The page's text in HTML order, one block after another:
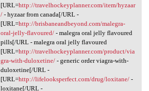
[URL=http://travelhockeyplanner.com/item/hyzaar
/- hyzaar from canada[/URL -
[URL=http://brisbaneandbeyond.com/malegra-
oral-jelly-flavoured/- malegra oral jelly flavoured
pills[/URL - malegra oral jelly flavoured
[URL=http://travelhockeyplanner.com/product/via
gra-with-duloxetine/- generic order viagra-with-
duloxetine[/URL -
[URL=http://lifelooksperfect.com/drug/loxitane/-
loxitane[/URL -